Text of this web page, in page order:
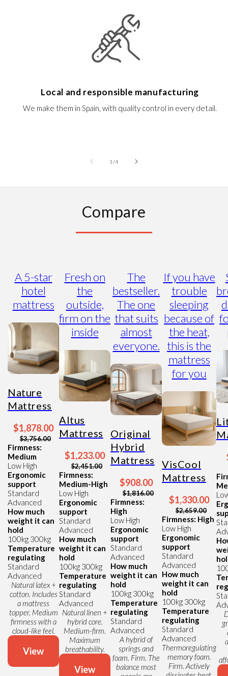
Local and responsible manufacturing
We make them in Spain, with quality control in every detail.
1 /of
4
Compare
A 5-star
hotel
mattress
Nature
Mattress
$1,878.00
$3,756.00
Firmness:
Medium
Low High
Ergonomic
support
Standard
Advanced
How much
weight it can
hold
100kg 300kg
Temperature
regulating
Standard
Advanced
Natural latex +
cotton. Includes
a mattress
topper. Medium
firmness with a
cloud-like feel.
View
Fresh on
the
outside,
firm on the
inside
Altus
Mattress
$1,233.00
$2,451.00
Firmness:
Medium-High
Low High
Ergonomic
support
Standard
Advanced
How much
weight it can
hold
100kg 300kg
Temperature
regulating
Standard
Advanced
Natural linen +
hybrid core.
Medium-firm.
Maximum
breathability.
View
The
bestseller.
The one
that suits
almost
everyone.
Original
Hybrid
Mattress
$908.00
$1,816.00
Firmness:
High
Low High
Ergonomic
support
Standard
Advanced
How much
weight it can
hold
100kg 300kg
Temperature
regulating
Standard
Advanced
A hybrid of
springs and
foam. Firm. The
balance most
If you have
trouble
sleeping
because of
the heat,
this is the
mattress
for you
VisCool
Mattress
$1,330.00
$2,659.00
Firmness: High
Low High
Ergonomic
support
Standard
Advanced
How much
weight it can
hold
100kg 300kg
Temperature
regulating
Standard
Advanced
Thermoregulating
memory foam.
Firm. Actively